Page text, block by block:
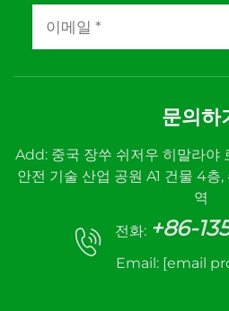
문의하
Add: 중국 장쑤 쉬저우 히말라야
안전 기술 산업 공원 A1 건물 4층
역
전화: +86-
Email: [email